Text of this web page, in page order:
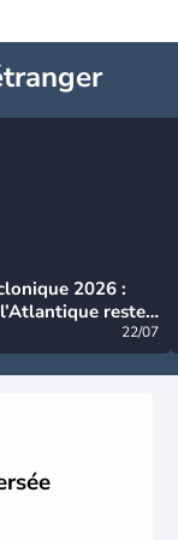
2026 :
reste
22/07